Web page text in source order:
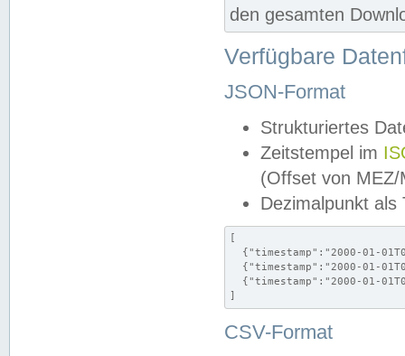
den gesamten
Verfügbare
JSON-Format
Strukturiertes
Zeitstempel im
(Offset von MEZ/
Dezimalpunkt als
[
{"timestamp":"2000-01-
{"timestamp":"2000-01-
{"timestamp":"2000-01-
]
CSV-Format